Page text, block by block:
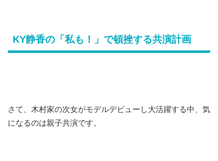
KY静香の「私も！」で頓挫する共演計画
さて、木村家の次女がモデルデビューし大活躍する中、気
になるのは親子共演です。